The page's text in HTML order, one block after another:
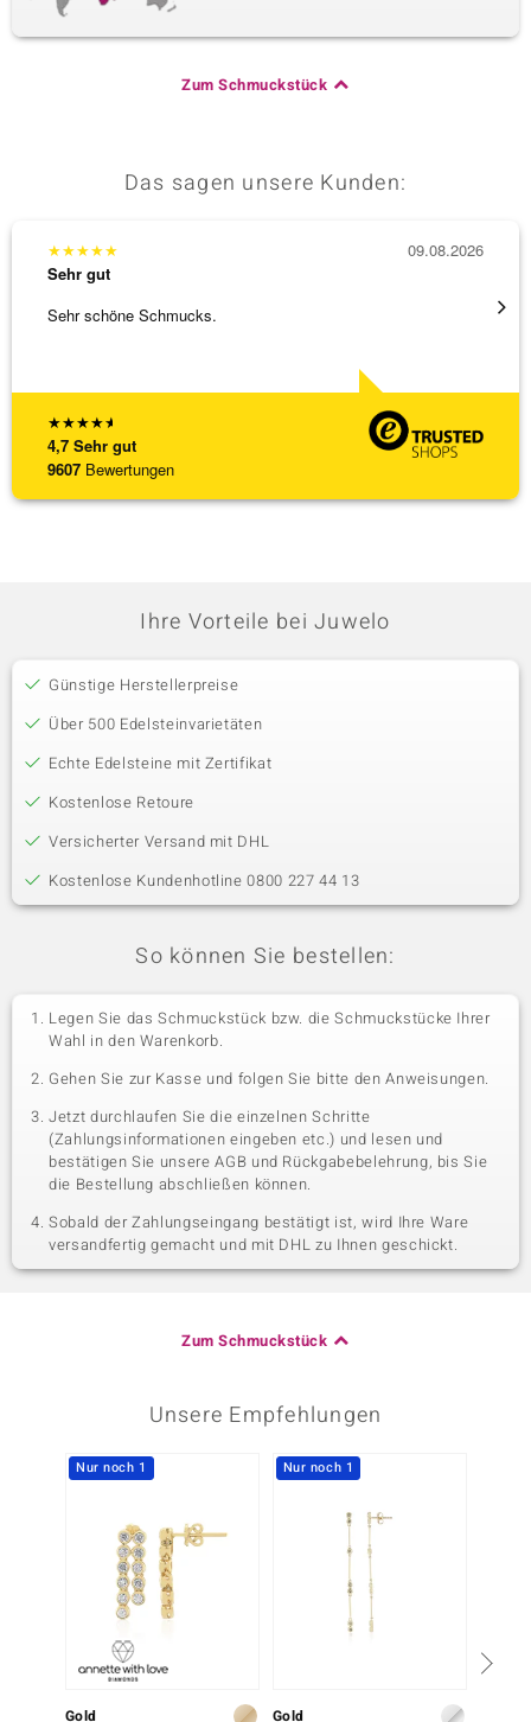
Zum Schmuckstück
Das sagen unsere Kunden:
★★★★★
4,7 Sehr gut
9607 Bewertungen
★★★★★
Sehr gut
Sehr schöne Schmucks.
09.08.2026
3 x
Ihre Vorteile bei Juwelo
Günstige Herstellerpreise
Über 500 Edelsteinvarietäten
Echte Edelsteine mit Zertifikat
Kostenlose Retoure
Versicherter Versand mit DHL
Kostenlose Kundenhotline 0800 227 44 13
So können Sie bestellen:
Legen Sie das Schmuckstück bzw. die Schmuckstücke Ihrer
Wahl in den Warenkorb.
Gehen Sie zur Kasse und folgen Sie bitte den Anweisungen.
Jetzt durchlaufen Sie die einzelnen Schritte
(Zahlungsinformationen eingeben etc.) und lesen und
bestätigen Sie unsere AGB und Rückgabebelehrung, bis Sie
die Bestellung abschließen können.
Sobald der Zahlungseingang bestätigt ist, wird Ihre Ware
versandfertig gemacht und mit DHL zu Ihnen geschickt.
Zum Schmuckstück
Unsere Empfehlungen
Nur noch 1
Gold
Nur noch 1
Gold